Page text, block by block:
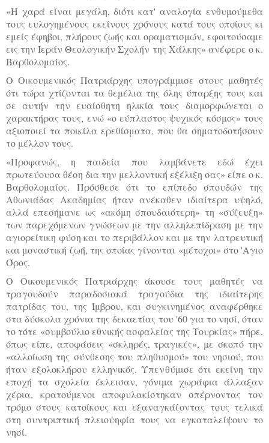
«Η χαρά είναι μεγάλη, διότι κατ' αναλογία ενθυμούμεθα
τους ευλογημένους εκείνους χρόνους κατά τους οποίους κι
εμείς έφηβοι, πλήρους ζωής και οραματισμών, εφοιτούσαμε
εις την Ιεράν Θεολογικήν Σχολήν της Χάλκης» ανέφερε ο κ.
Βαρθολομαίος.
Ο Οικουμενικός Πατριάρχης υπογράμμισε στους μαθητές
ότι τώρα χτίζονται τα θεμέλια της όλης ύπαρξης τους και
σε αυτήν την ευαίσθητη ηλικία τους διαμορφώνεται ο
χαρακτήρας τους, ενώ «ο εύπλαστος ψυχικός κόσμος» τους
αξιοποιεί τα ποικίλα ερεθίσματα, που θα σηματοδοτήσουν
το μέλλον τους.
«Προφανώς, η παιδεία που λαμβάνετε εδώ έχει
πρωτεύουσα θέση δια την μελλοντική εξέλιξη σας» είπε ο κ.
Βαρθολομαίος. Πρόσθεσε ότι το επίπεδο σπουδών της
Αθωνιάδας Ακαδημίας ήταν ανέκαθεν ιδιαίτερα υψηλό,
αλλά επεσήμανε ως «ακόμη σπουδαιότερη» τη «σύζευξη»
των παρεχόμενων γνώσεων με την αλληλεπίδραση με την
αγιορείτικη φύση και το περιβάλλον και με την λατρευτική
και μοναστική ζωή, της οποίας γίνονται «μέτοχοι» στο 'Αγιο
Όρος.
Ο Οικουμενικός Πατριάρχης άκουσε τους μαθητές να
τραγουδούν παραδοσιακά τραγούδια της ιδιαίτερης
πατρίδας του, της Ίμβρου, και συγκινημένος αναφέρθηκε
στα δύσκολα χρόνια της δεκαετίας του '60 για το νησί, όταν
το τότε «συμβούλιο εθνικής ασφαλείας της Τουρκίας» πήρε,
όπως είπε, αποφάσεις «σκληρές, τραγικές», με σκοπό την
«αλλοίωση της σύνθεσης του πληθυσμού» του νησιού, που
ήταν εξολοκλήρου ελληνικός. Υπενθύμισε ότι εκείνη την
εποχή τα σχολεία έκλεισαν, γόνιμα χωράφια άλλαξαν
χέρια, κρατούμενοι αποφυλακίστηκαν σπέρνοντας τον
τρόμο στους κατοίκους και εξαναγκάζοντας τους τελικά
στη συντριπτική πλειοψηφία τους να εγκαταλείψουν το
νησί.